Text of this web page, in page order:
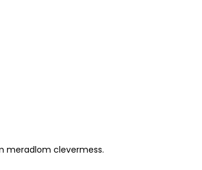
meradlom clevermess.